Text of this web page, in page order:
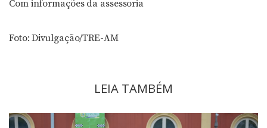
Com informações da assessoria
Foto: Divulgação/TRE-AM
LEIA TAMBÉM